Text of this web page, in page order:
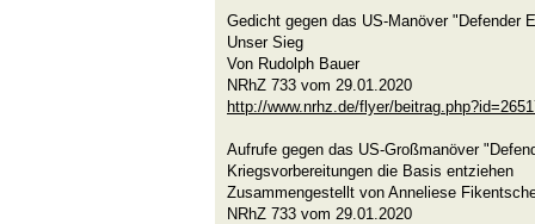
Gedicht gegen das US-Manöver "Defender
Unser Sieg
Von Rudolph Bauer
NRhZ 733 vom 29.01.2020
http://www.nrhz.de/flyer/
Aufrufe gegen das US-Großmanöver
Kriegsvorbereitungen die Basis entziehen
Zusammengestellt von Anneliese
NRhZ 733 vom 29.01.2020